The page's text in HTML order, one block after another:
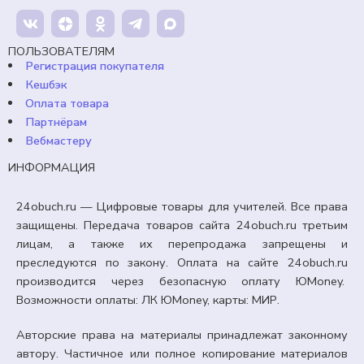
99,00 ₽Кешбэк: 15 рублей
Продавец: 24obuch.ru
ПОЛЬЗОВАТЕЛЯМ
Регистрация покупателя
Кешбэк
Оплата товара
Партнёрам
Вебмастеру
ИНФОРМАЦИЯ
24obuch.ru — Цифровые товары для учителей. Все права
защищены. Передача товаров сайта 24obuch.ru третьим
лицам, а также их перепродажа запрещены и
преследуются по закону. Оплата на сайте 24obuch.ru
производится через безопасную оплату ЮMoney.
Возможности оплаты: ЛК ЮMoney, карты: МИР.
Авторские права на материалы принадлежат законному
автору. Частичное или полное копирование материалов